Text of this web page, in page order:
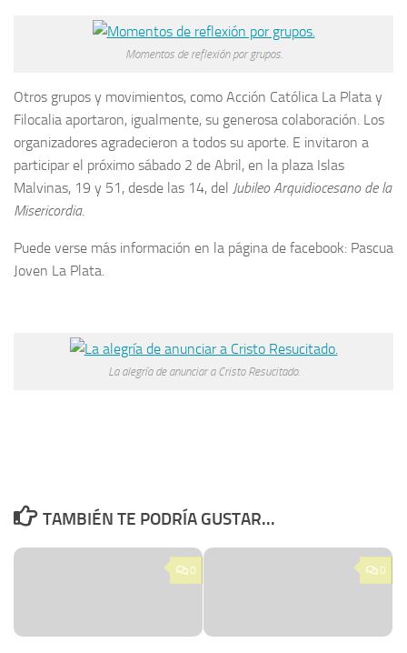
Momentos de reflexión por grupos.
Otros grupos y movimientos, como Acción Católica La Plata y
Filocalia aportaron, igualmente, su generosa colaboración. Los
organizadores agradecieron a todos su aporte. E invitaron a
participar el próximo sábado 2 de Abril, en la plaza Islas
Malvinas, 19 y 51, desde las 14, del Jubileo Arquidiocesano de la
Misericordia.
Puede verse más información en la página de facebook: Pascua
Joven La Plata.
La alegría de anunciar a Cristo Resucitado.
TAMBIÉN TE PODRÍA GUSTAR...
0 0